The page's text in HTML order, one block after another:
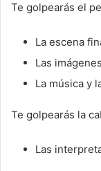
Te golpearás el
La escena
Las
La música y
Te golpearás la
Las